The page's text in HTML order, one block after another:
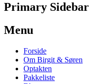
Primary
Menu
Forside
Om Birgit & Søren
Optakten
Pakkeliste